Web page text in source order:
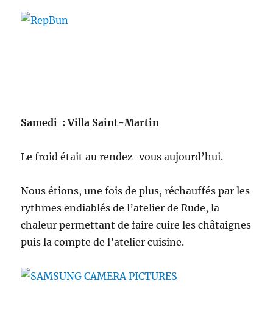
Samedi : Villa Saint-Martin
Le froid était au rendez-vous aujourd’hui.
Nous étions, une fois de plus, réchauffés par les
rythmes endiablés de l’atelier de Rude, la
chaleur permettant de faire cuire les châtaignes
puis la compte de l’atelier cuisine.